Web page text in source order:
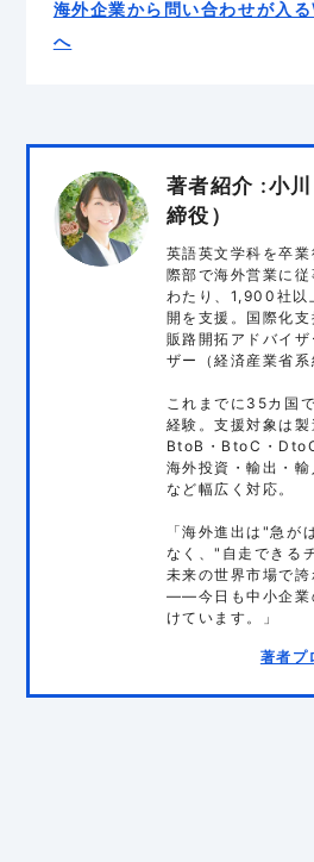
海外企業から問い合わせが入
へ
著者紹介 :小
締役）
英語英文学科を卒
際部で海外営業に
わたり、1,900社以
開を支援。国際化
販路開拓アドバイ
ザー（経済産業省系
これまでに35カ国
経験。支援対象は製
BtoB・BtoC・
海外投資・輸出・
など幅広く対応。
「海外進出は"急が
なく、"自走できる
未来の世界市場で
——今日も中小企業
けています。」
著者プ